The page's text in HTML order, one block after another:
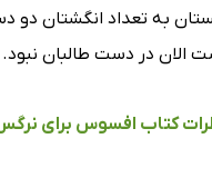
دختر بادیگاردش
زمستان 1382
به تعداد انگشتان دو
الان در دست طالبان نبود.
کتاب افسوس برای